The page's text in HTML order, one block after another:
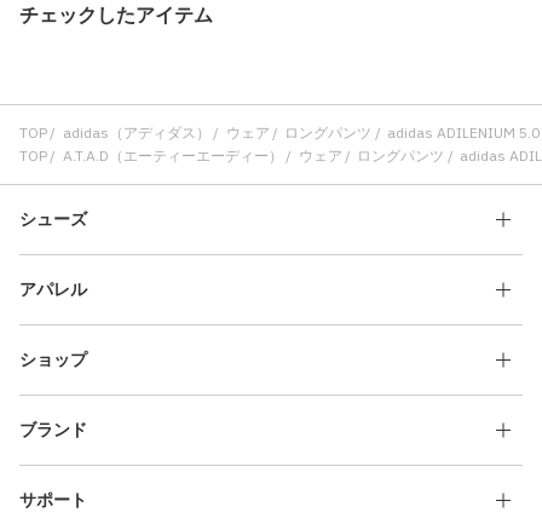
チェックしたアイテム
TOP adidas（アディダス） ウェア ロングパンツ
adidas ADILENIUM 5.0
TOP
A.T.A.D（エーティーエーディー） ウェア ロングパンツ adidas
シューズ
アパレル
ショップ
ブランド
サポート